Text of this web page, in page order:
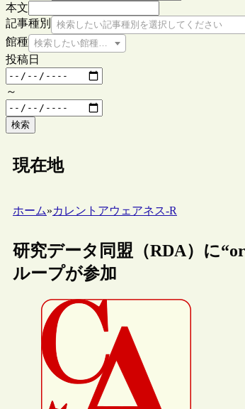
本文
記事種別
検索したい記事種別を選択してください
館種 検索したい館種を選択してください
投稿日
～
検索
現在地
ホーム»カレントアウェアネス-R
研究データ同盟（RDA）に
ループが参加